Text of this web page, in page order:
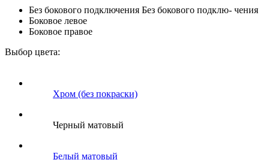
Без бокового подключения Без бокового подклю- чения
Боковое левое
Боковое правое
Выбор цвета:
Хром (без покраски)
Черный матовый
Белый матовый